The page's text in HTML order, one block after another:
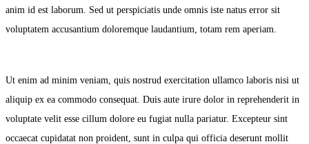
anim id est laborum. Sed ut perspiciatis unde omnis iste natus error sit
voluptatem accusantium doloremque laudantium, totam rem aperiam.
Ut enim ad minim veniam, quis nostrud exercitation ullamco laboris nisi ut
aliquip ex ea commodo consequat. Duis aute irure dolor in reprehenderit in
voluptate velit esse cillum dolore eu fugiat nulla pariatur. Excepteur sint
occaecat cupidatat non proident, sunt in culpa qui officia deserunt mollit